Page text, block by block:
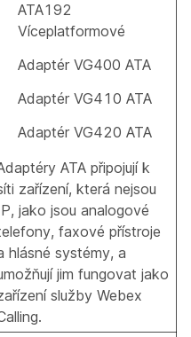
ATA192
Víceplatformové
Adaptér VG400 ATA
Adaptér VG410 ATA
Adaptér VG420 ATA
ATA připojují k
zařízení, která nejsou
jako jsou analogové
faxové přístroje
hlásné systémy, a
jim fungovat jako
služby Webex